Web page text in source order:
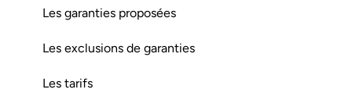
Les garanties proposées
Les exclusions de garanties
Les tarifs